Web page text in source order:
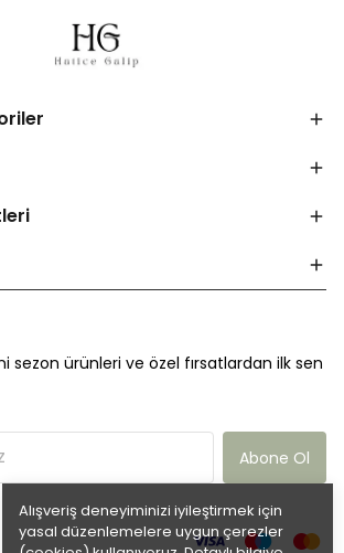
Alışveriş deneyiminizi iyileştirmek için
yasal düzenlemelere uygun çerezler
sezon ürünleri ve özel fırsatlardan ilk sen
Abone Ol